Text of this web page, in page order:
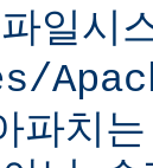
일시
파치